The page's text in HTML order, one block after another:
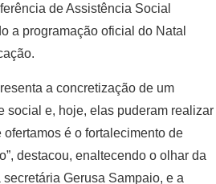
de Assistência Social
a programação oficial do Natal
a concretização de um
social e, hoje, elas puderam realizar
é o fortalecimento de
destacou, enaltecendo o olhar da
Gerusa Sampaio, e a